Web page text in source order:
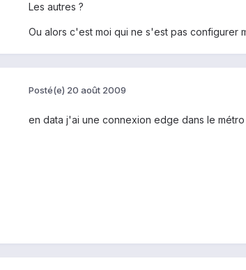
Les autres ?
Ou alors c'est moi qui ne s'est pas configurer
Posté(e) 20 août 2009
en data j'ai une connexion edge dans le métro